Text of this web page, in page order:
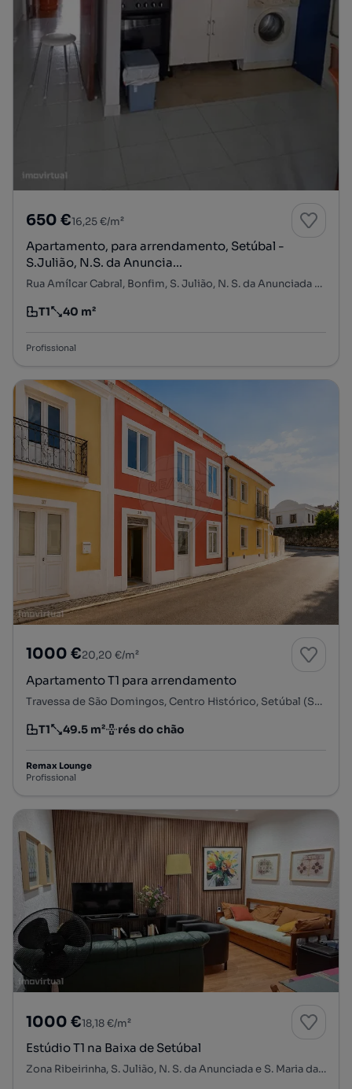
650 €16,25 €/m²
Apartamento, para arrendamento, Setúbal -
S.Julião, N.S. da Anuncia...
Rua Amílcar Cabral, Bonfim, S. Julião, N. S. da Anunciada e S. Maria da Graça, Setúbal, Setúbal
Tipologia
T1
Preço por metro quadrado
40 m²
Profissional
1000 €20,20 €/m²
Apartamento T1 para arrendamento
Travessa de São Domingos, Centro Histórico, Setúbal (São Sebastião), Setúbal, Setúbal
Tipologia
T1
Preço por metro quadrado
49.5 m²
Andar rés do chão
Remax Lounge
Profissional
1000 €18,18 €/m²
Estúdio T1 na Baixa de Setúbal
Zona Ribeirinha, S. Julião, N. S. da Anunciada e S. Maria da Graça, Setúbal, Setúbal